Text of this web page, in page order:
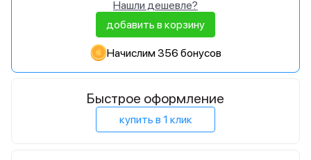
Нашли дешевле?
добавить в корзину
Начислим 356 бонусов
Быстрое оформление
купить в 1 клик